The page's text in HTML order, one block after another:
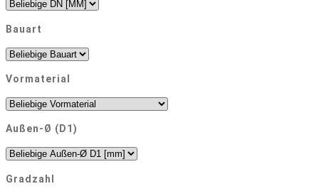
Bauart
Vormaterial
Außen-Ø (D1)
Gradzahl